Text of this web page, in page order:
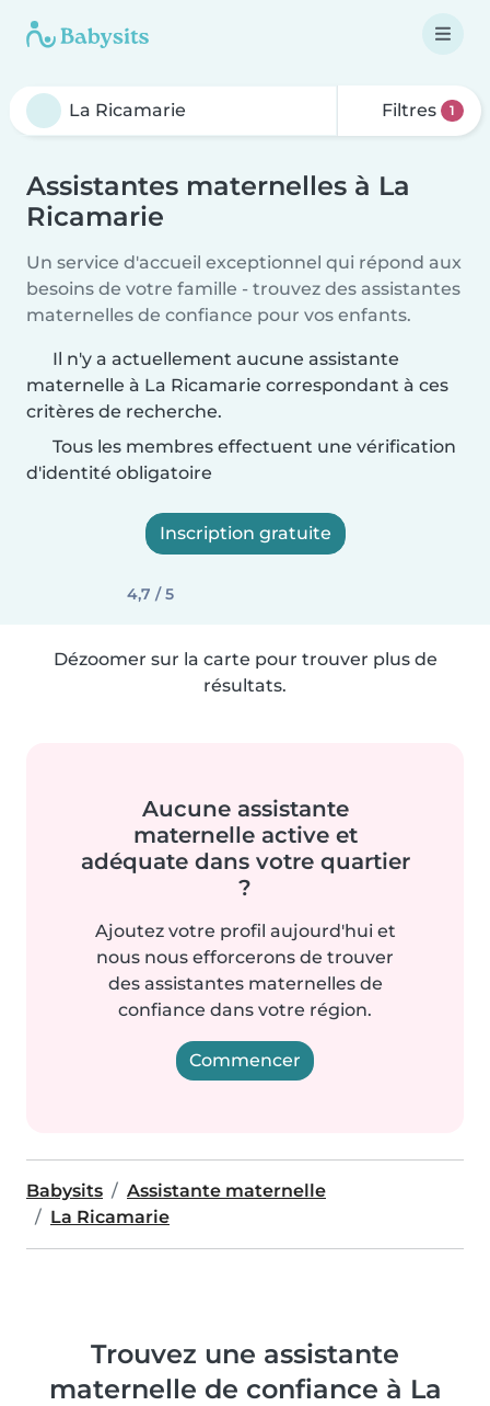
Filtres 1
Assistantes maternelles à La
Ricamarie
Un service d'accueil exceptionnel qui répond aux
besoins de votre famille - trouvez des assistantes
maternelles de confiance pour vos enfants.
Il n'y a actuellement aucune assistante
maternelle à La Ricamarie correspondant à ces
critères de recherche.
Tous les membres effectuent une vérification
d'identité obligatoire
Inscription gratuite
4,7 / 5
Dézoomer sur la carte pour trouver plus de
résultats.
Aucune assistante
maternelle active et
adéquate dans votre quartier
?
Ajoutez votre profil aujourd'hui et
nous nous efforcerons de trouver
des assistantes maternelles de
confiance dans votre région.
Commencer
Babysits
Assistante maternelle
La Ricamarie
Trouvez une assistante
maternelle de confiance à La